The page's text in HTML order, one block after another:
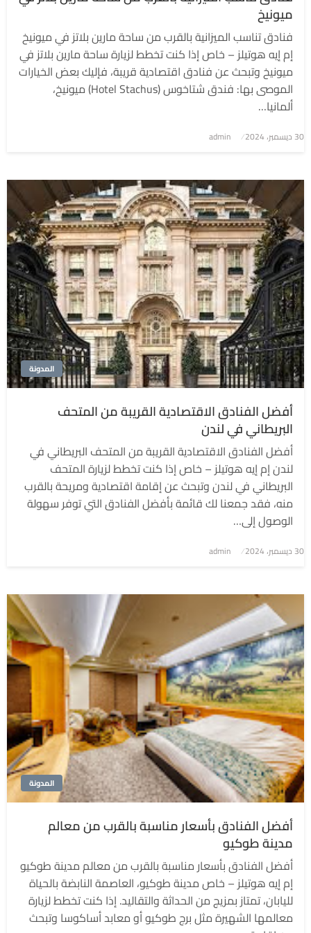
ميونيخ
فنادق تناسب الميزانية بالقرب من ساحة مارين بلاتز في ميونيخ
إم إيه هوتيلز – خاص إذا كنت تخطط لزيارة ساحة مارين بلاتز في
ميونيخ وتبحث عن فنادق اقتصادية قريبة، فإليك بعض الخيارات
الموصى بها: فندق شتاخوس (Hotel Stachus) ميونيخ،
ألمانيا…
نُشر
30 ديسمبر، 2024 admin
المدونة
أفضل الفنادق الاقتصادية القريبة من المتحف
البريطاني في لندن
أفضل الفنادق الاقتصادية القريبة من المتحف البريطاني في
لندن إم إيه هوتيلز – خاص إذا كنت تخطط لزيارة المتحف
البريطاني في لندن وتبحث عن إقامة اقتصادية ومريحة بالقرب
منه، فقد جمعنا لك قائمة بأفضل الفنادق التي توفر سهولة
الوصول إلى…
نُشر
30 ديسمبر، 2024 admin
المدونة
أفضل الفنادق بأسعار مناسبة بالقرب من معالم
مدينة طوكيو
أفضل الفنادق بأسعار مناسبة بالقرب من معالم مدينة طوكيو
إم إيه هوتيلز – خاص مدينة طوكيو، العاصمة النابضة بالحياة
لليابان، تمتاز بمزيج من الحداثة والتقاليد. إذا كنت تخطط لزيارة
معالمها الشهيرة مثل برج طوكيو أو معابد أساكوسا وتبحث